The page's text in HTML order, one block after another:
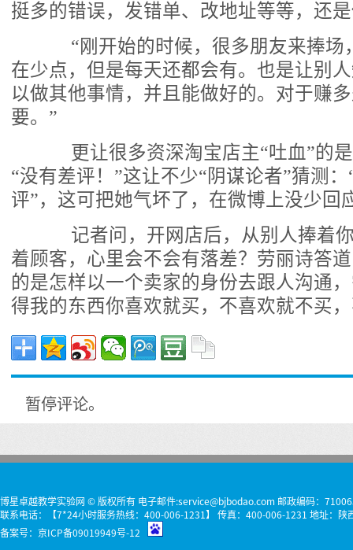
挺多的错误，发错单、改地址等等，还
“刚开始的时候，很多朋友来捧场
在少点，但是每天还都会有。也是让别
以做其他事情，并且能做好的。对于赚
要。”
更让很多资深淘宝店主“吐血”的是
“没有差评！”这让不少“阴谋论者”猜测
评”，这可把她气坏了，在微博上没少回
记者问，开网店后，从别人捧着你
着顾客，心里会不会有落差？劳丽诗答
的是怎样以一个卖家的身份去跟人沟通
得我的东西你喜欢就买，不喜欢就不买
暂停评论。
博星卓越教学实验网 © 版权所有 电子邮件:service@bjbodao.com 邮政编码：
联系电话：【7*24小时服务热线：400-006-1231】 传真：400-006-1231 地址：陕
备案号： 京ICP备09019949号-12